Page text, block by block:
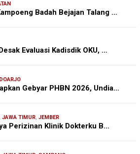
Badah Bejajan Talang …
Evaluasi Kadisdik OKU, …
Gebyar PHBN 2026, Undia…
JAWA TIMUR, JEMBER
Perizinan Klinik Dokterku B…